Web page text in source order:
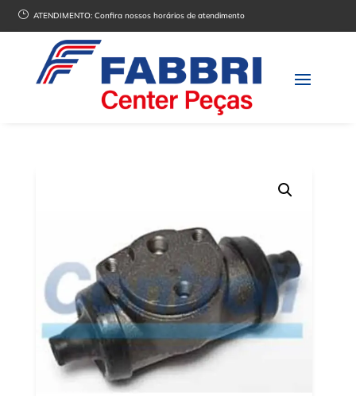
} ATENDIMENTO:Confira nossos horários de atendimento